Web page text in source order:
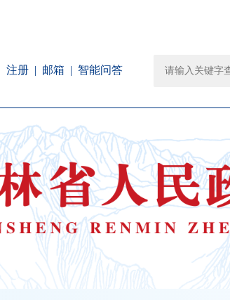
注册 邮箱 智能问答